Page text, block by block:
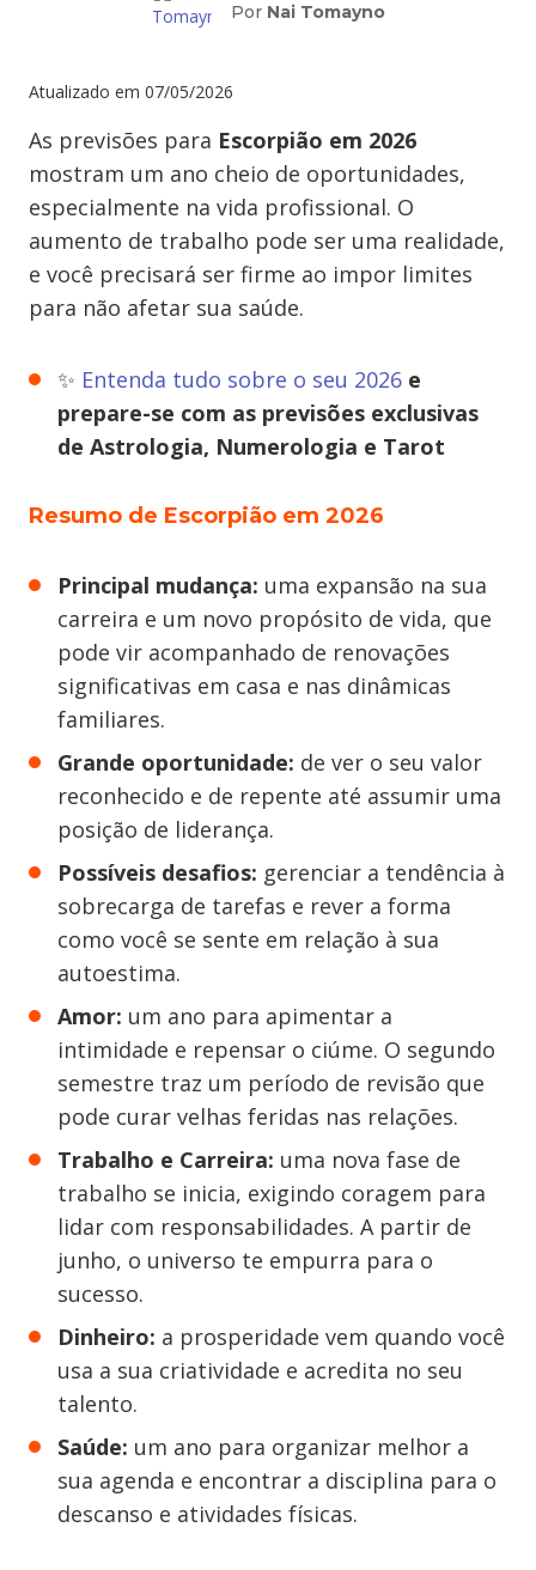
Por Nai Tomayno
Atualizado em 07/05/2026
As previsões para Escorpião em 2026
mostram um ano cheio de oportunidades,
especialmente na vida profissional. O
aumento de trabalho pode ser uma realidade,
e você precisará ser firme ao impor limites
para não afetar sua saúde.
✨ Entenda tudo sobre o seu 2026 e
prepare-se com as previsões exclusivas
de Astrologia, Numerologia e Tarot
Resumo de Escorpião em 2026
Principal mudança: uma expansão na sua
carreira e um novo propósito de vida, que
pode vir acompanhado de renovações
significativas em casa e nas dinâmicas
familiares.
Grande oportunidade: de ver o seu valor
reconhecido e de repente até assumir uma
posição de liderança.
Possíveis desafios: gerenciar a tendência à
sobrecarga de tarefas e rever a forma
como você se sente em relação à sua
autoestima.
Amor: um ano para apimentar a
intimidade e repensar o ciúme. O segundo
semestre traz um período de revisão que
pode curar velhas feridas nas relações.
Trabalho e Carreira: uma nova fase de
trabalho se inicia, exigindo coragem para
lidar com responsabilidades. A partir de
junho, o universo te empurra para o
sucesso.
Dinheiro: a prosperidade vem quando você
usa a sua criatividade e acredita no seu
talento.
Saúde: um ano para organizar melhor a
sua agenda e encontrar a disciplina para o
descanso e atividades físicas.